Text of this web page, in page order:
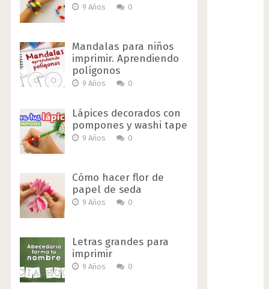
9 Años 0
Mandalas para niños
imprimir. Aprendiendo
polígonos
9 Años 0
Lápices decorados con
pompones y washi tape
9 Años 0
Cómo hacer flor de
papel de seda
9 Años 0
Letras grandes para
imprimir
9 Años 0